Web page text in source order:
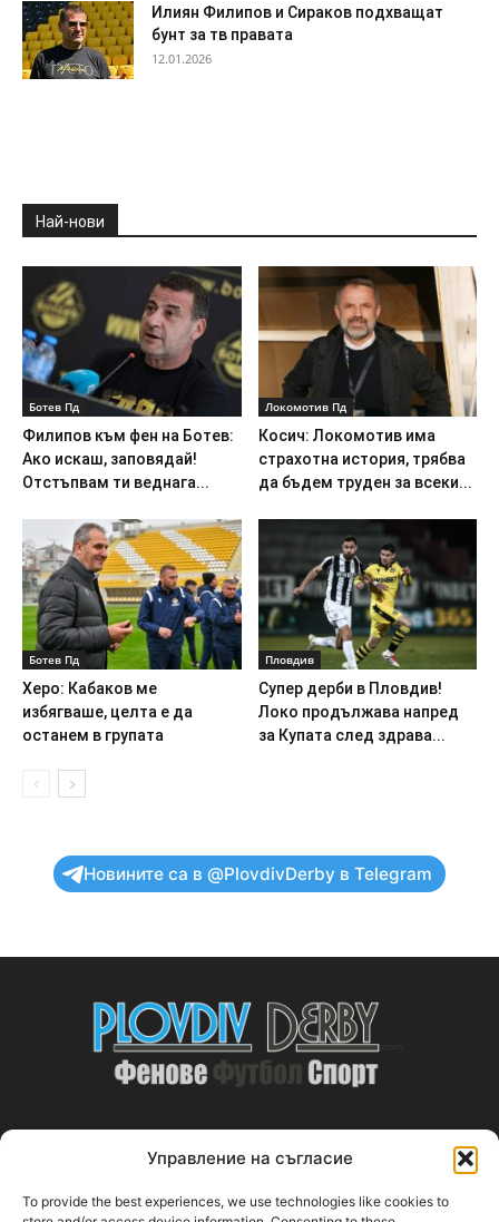
Управление на съгласие
To provide the best experiences, we use technologies like cookies to
Илиян Филипов и Сираков подхващат
бунт за тв правата
12.01.2026
Най-нови
Ботев Пд
Филипов към фен на Ботев:
Ако искаш, заповядай!
Отстъпвам ти веднага...
Локомотив Пд
Косич: Локомотив има
страхотна история, трябва
да бъдем труден за всеки...
Ботев Пд
Херо: Кабаков ме
избягваше, целта е да
останем в групата
Пловдив
Супер дерби в Пловдив!
Локо продължава напред
за Купата след здрава...
Новините са в @PlovdivDerby в Telegram
ABOUT US